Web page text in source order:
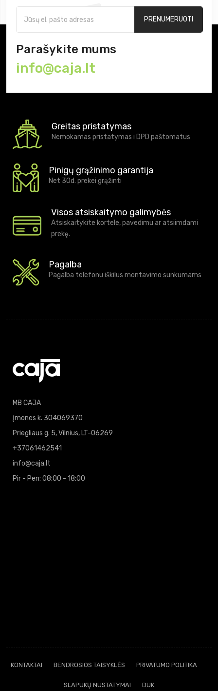
PRENUMERUOTI
Parašykite mums
info@caja.lt
Greitas pristatymas
Nemokamas pristatymas i DPD paštomatus
Pinigų grąžinimo garantija
Net 30d. prekei grąžinti
Visos atsiskaitymo galimybės
Atsiskaitykite kortele, pavedimu ar atsiimdami
prekę.
Pagalba
Pagalba telefonu iškilus montavimo sunkumams
MB CAJA
Įmones k. 304069370
Priegliaus g. 5, Vilnius, LT-06269
+37061462541
info@caja.lt
Pir - Pen: 08:00 - 18:00
KONTAKTAI BENDROSIOS TAISYKLĖS PRIVATUMO POLITIKA
SLAPUKŲ NUSTATYMAI DUK